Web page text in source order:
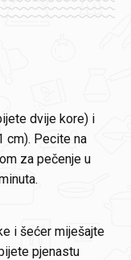
dvije kore) i
cm). Pecite na
za pečenje u
i šećer miješajte
pjenastu